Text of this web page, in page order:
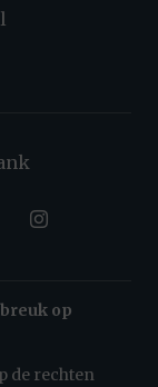
op
de rechten